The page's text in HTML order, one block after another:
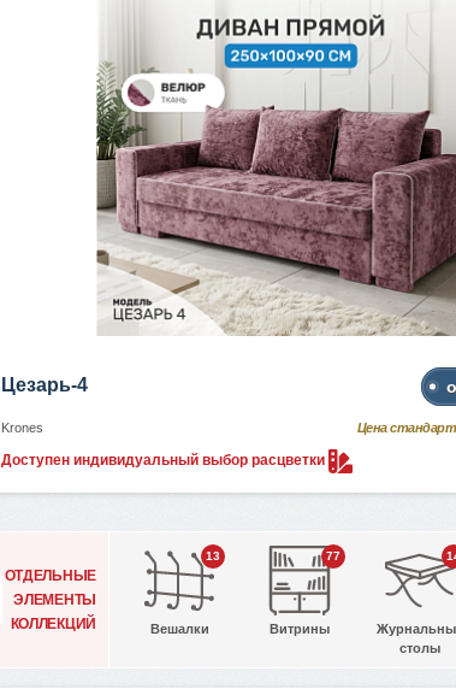
Цезарь-4
Krones Цена
Доступен индивидуальный выбор расцветки
ОТДЕЛЬНЫЕ
ЭЛЕМЕНТЫ
КОЛЛЕКЦИЙ
13
Вешалки
77
Витрины
столы